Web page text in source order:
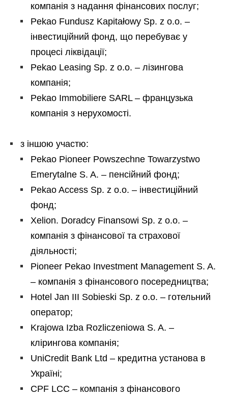
компанія з надання фінансових послуг;
Pekao Fundusz Kapitałowy Sp. z o.o. –
інвестиційний фонд, що перебуває у
процесі ліквідації;
Pekao Leasing Sp. z o.o. – лізингова
компанія;
Pekao Immobiliere SARL – французька
компанія з нерухомості.
з іншою участю:
Pekao Pioneer Powszechne Towarzystwo
Emerytalne S. A. – пенсійний фонд;
Pekao Access Sp. z o.o. – інвестиційний
фонд;
Xelion. Doradcy Finansowi Sp. z o.o. –
компанія з фінансової та страхової
діяльності;
Pioneer Pekao Investment Management S. A.
– компанія з фінансового посередництва;
Hotel Jan III Sobieski Sp. z o.o. – готельний
оператор;
Krajowa Izba Rozliczeniowa S. A. –
клірингова компанія;
UniCredit Bank Ltd – кредитна установа в
Україні;
CPF LCC – компанія з фінансового